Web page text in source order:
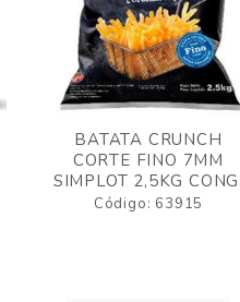
BATATA CRUNCH
CORTE FINO 7MM
SIMPLOT 2,5KG CONG.
Código: 63915